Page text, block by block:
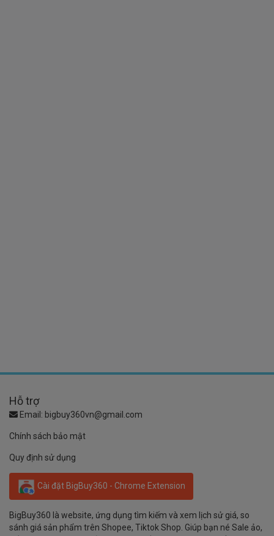
Hỗ trợ
Email: bigbuy360vn@gmail.com
Chính sách bảo mật
Quy định sử dụng
Cài đặt BigBuy360 - Chrome Extension
BigBuy360 là website, ứng dụng tìm kiếm và xem lịch sử giá, so
sánh giá sản phẩm trên Shopee, Tiktok Shop. Giúp bạn né Sale ảo,